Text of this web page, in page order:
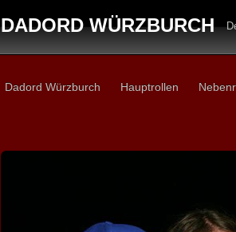
DADORD WÜRZBURCH
Dadord Würzburch Hauptrollen